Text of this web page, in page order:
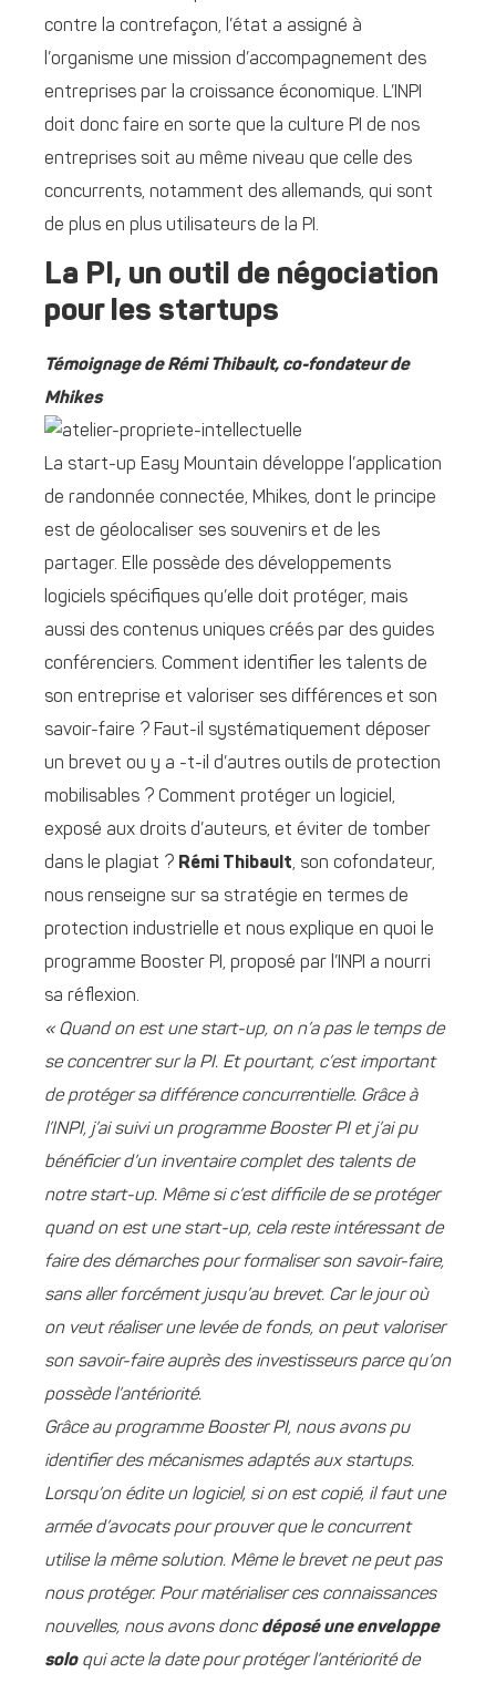
contre la contrefaçon, l’état a assigné à
l’organisme une mission d’accompagnement des
entreprises par la croissance économique. L’INPI
doit donc faire en sorte que la culture PI de nos
entreprises soit au même niveau que celle des
concurrents, notamment des allemands, qui sont
de plus en plus utilisateurs de la PI.
La PI, un outil de négociation
pour les startups
Témoignage de Rémi Thibault, co-fondateur de
Mhikes
La start-up Easy Mountain développe l’application
de randonnée connectée, Mhikes, dont le principe
est de géolocaliser ses souvenirs et de les
partager. Elle possède des développements
logiciels spécifiques qu’elle doit protéger, mais
aussi des contenus uniques créés par des guides
conférenciers. Comment identifier les talents de
son entreprise et valoriser ses différences et son
savoir-faire ? Faut-il systématiquement déposer
un brevet ou y a -t-il d’autres outils de protection
mobilisables ? Comment protéger un logiciel,
exposé aux droits d’auteurs, et éviter de tomber
dans le plagiat ? Rémi Thibault, son cofondateur,
nous renseigne sur sa stratégie en termes de
protection industrielle et nous explique en quoi le
programme Booster PI, proposé par l’INPI a nourri
sa réflexion.
« Quand on est une start-up, on n’a pas le temps de
se concentrer sur la PI. Et pourtant, c’est important
de protéger sa différence concurrentielle. Grâce à
l’INPI, j’ai suivi un programme Booster PI et j’ai pu
bénéficier d’un inventaire complet des talents de
notre start-up. Même si c’est difficile de se protéger
quand on est une start-up, cela reste intéressant de
faire des démarches pour formaliser son savoir-faire,
sans aller forcément jusqu’au brevet. Car le jour où
on veut réaliser une levée de fonds, on peut valoriser
son savoir-faire auprès des investisseurs parce qu’on
possède l’antériorité.
Grâce au programme Booster PI, nous avons pu
identifier des mécanismes adaptés aux startups.
Lorsqu’on édite un logiciel, si on est copié, il faut une
armée d’avocats pour prouver que le concurrent
utilise la même solution. Même le brevet ne peut pas
nous protéger. Pour matérialiser ces connaissances
nouvelles, nous avons doncdéposé une enveloppe
soloqui acte la date pour protéger l’antériorité de